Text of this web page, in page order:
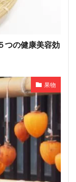
つの健康美容効
果物